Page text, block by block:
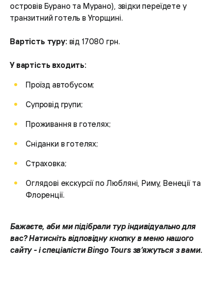
островів Бурано та Мурано), звідки переїдете у
транзитний готель в Угорщині.
Вартість туру: від 17080 грн.
У вартість входить:
Проїзд автобусом;
Супровід групи;
Проживання в готелях;
Сніданки в готелях;
Страховка;
Оглядові екскурсії по Любляні, Риму, Венеції та
Флоренції.
Бажаєте, аби ми підібрали тур індивідуально для
вас? Натисніть відповідну кнопку в меню нашого
сайту - і спеціалісти Bingo Tours зв’яжуться з вами.